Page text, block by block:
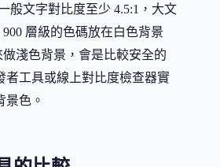
般文字對比度至少 4.5:1，大文
層級的色碼放在白色背景
做淺色背景，會是比較安全的
者工具或線上對比度檢查器實
景色。